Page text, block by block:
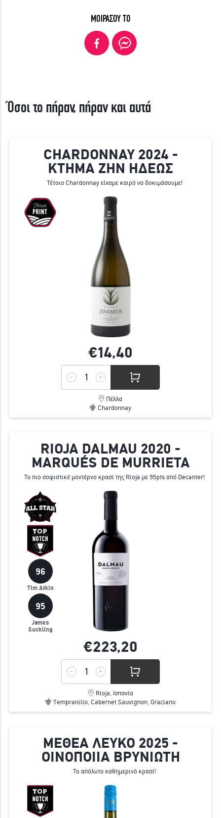
ΜΟΙΡΑΣΟΥ ΤΟ
Όσοι το πήραν, πήραν και αυτά
CHARDONNAY 2024 -
ΚΤΗΜΑ ΖΗΝ ΗΔΕΩΣ
Τέτοιο Chardonnay είχαμε καιρό να δοκιμάσουμε!
€14,40
Πέλλα
Chardonnay
RIOJA DALMAU 2020 -
MARQUÉS DE MURRIETA
Το πιο σοφιστικέ μοντέρνο κρασί της Rioja με 95pts από Decanter!
96
Tim Atkin
95
James
Suckling
€223,20
Rioja, Ισπανία
Tempranillo, Cabernet Sauvignon, Graciano
ΜΕΘΕΑ ΛΕΥΚΟ 2025 -
ΟΙΝΟΠΟΙΙΑ ΒΡΥΝΙΩΤΗ
Το απόλυτο καθημερινό κρασί!